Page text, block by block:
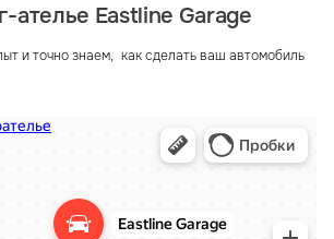
ателье Eastline Garage
и точно знаем, как сделать ваш автомобиль